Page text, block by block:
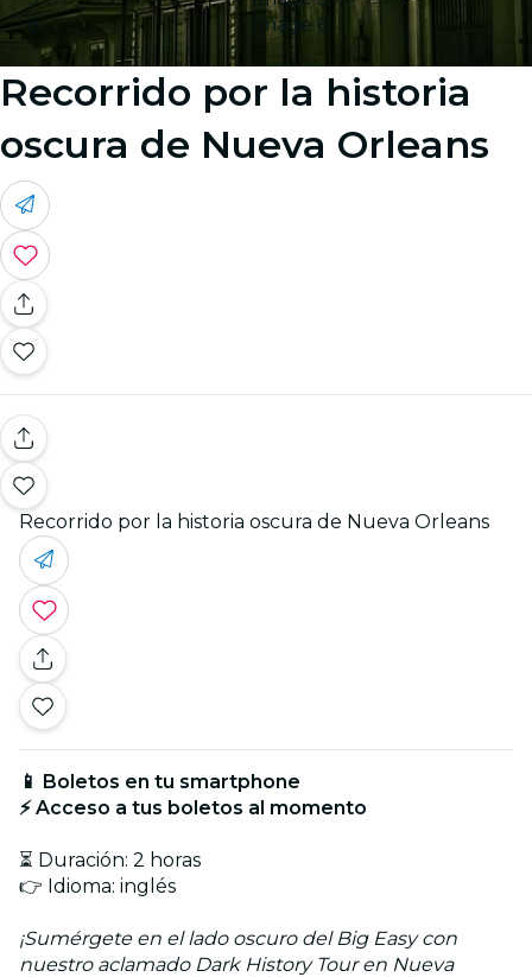
Image 6
Recorrido por la historia
oscura de Nueva Orleans
Recorrido por la historia oscura de Nueva Orleans
📱 Boletos en tu smartphone
⚡ Acceso a tus boletos al momento
⏳ Duración: 2 horas
👉 Idioma: inglés
¡Sumérgete en el lado oscuro del Big Easy con
nuestro aclamado Dark History Tour en Nueva